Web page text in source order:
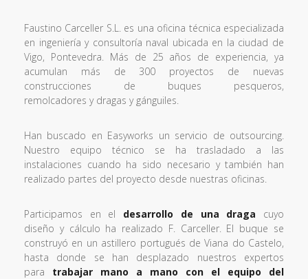
Faustino Carceller S.L. es una oficina técnica especializada
en ingeniería y consultoría naval ubicada en la ciudad de
Vigo, Pontevedra. Más de 25 años de experiencia, ya
acumulan más de 300 proyectos de nuevas
construcciones de buques pesqueros,
remolcadores y dragas y gánguiles.
Han buscado en Easyworks un servicio de outsourcing.
Nuestro equipo técnico se ha trasladado a las
instalaciones cuando ha sido necesario y también han
realizado partes del proyecto desde nuestras oficinas.
Participamos en el desarrollo de una draga cuyo
diseño y cálculo ha realizado F. Carceller. El buque se
construyó en un astillero portugués de Viana do Castelo,
hasta donde se han desplazado nuestros expertos
para trabajar mano a mano con el equipo del